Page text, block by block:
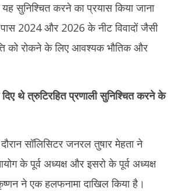
सुनिश्चित करने का प्रयास किया जाना
पास 2024 और 2026 के नीट विवादों जैसी
को रोकने के लिए आवश्यक भौतिक और
दिए थे त्रुटिरहित प्रणाली सुनिश्चित करने के
सॉलिसिटर जनरल तुषार मेहता ने
के पूर्व अध्यक्ष और इसरो के पूर्व अध्यक्ष
ने एक हलफनामा दाखिल किया है।